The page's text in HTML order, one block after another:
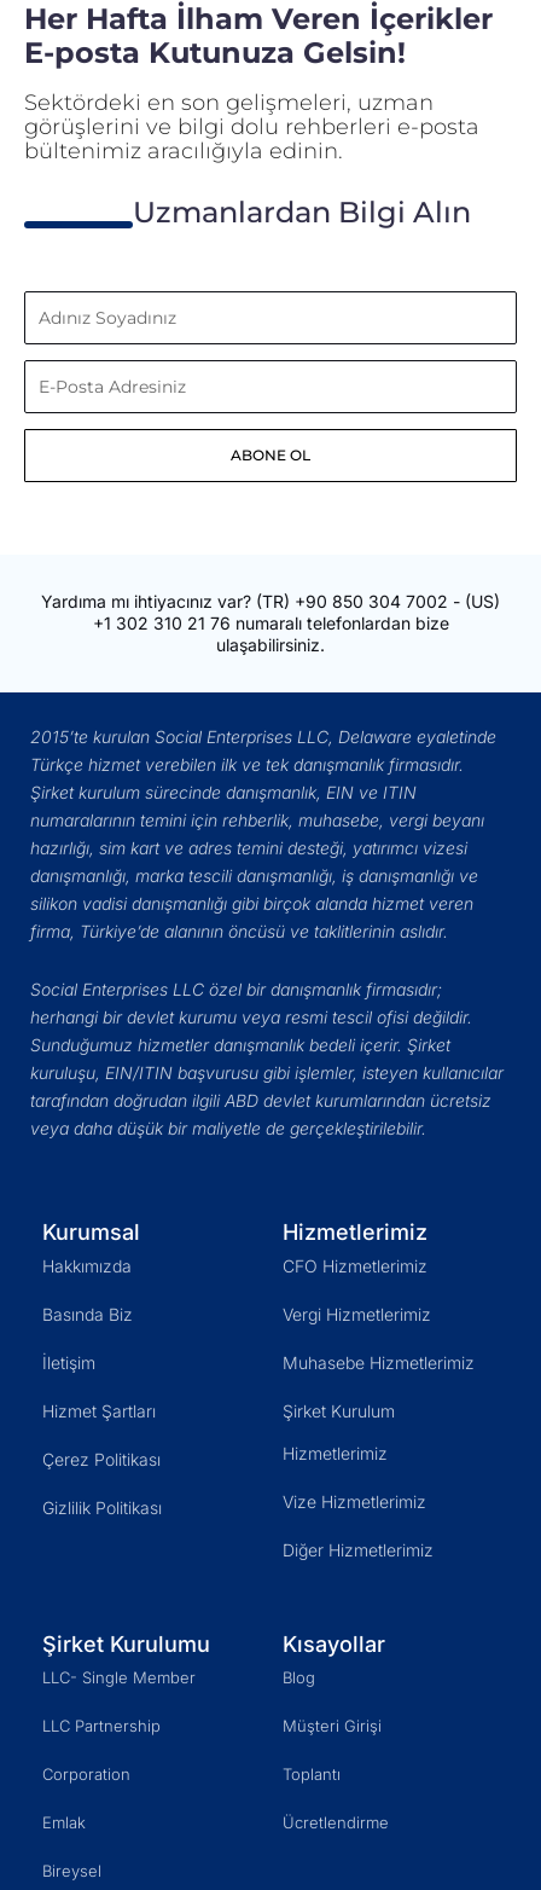
Her Hafta İlham Veren İçerikler
E-posta Kutunuza Gelsin!
Sektördeki en son gelişmeleri, uzman
görüşlerini ve bilgi dolu rehberleri e-posta
bültenimiz aracılığıyla edinin.
Uzmanlardan Bilgi Alın
Adınız
Soyadınız
E-
Posta
ABONE OL
Yardıma mı ihtiyacınız var? (TR) +90 850 304 7002 - (US)
+1 302 310 21 76 numaralı telefonlardan bize
ulaşabilirsiniz.
2015’te kurulan Social Enterprises LLC, Delaware eyaletinde
Türkçe hizmet verebilen ilk ve tek danışmanlık firmasıdır.
Şirket kurulum sürecinde danışmanlık, EIN ve ITIN
numaralarının temini için rehberlik, muhasebe, vergi beyanı
hazırlığı, sim kart ve adres temini desteği, yatırımcı vizesi
danışmanlığı, marka tescili danışmanlığı, iş danışmanlığı ve
silikon vadisi danışmanlığı gibi birçok alanda hizmet veren
firma, Türkiye’de alanının öncüsü ve taklitlerinin aslıdır.
Social Enterprises LLC özel bir danışmanlık firmasıdır;
herhangi bir devlet kurumu veya resmi tescil ofisi değildir.
Sunduğumuz hizmetler danışmanlık bedeli içerir. Şirket
kuruluşu, EIN/ITIN başvurusu gibi işlemler, isteyen kullanıcılar
tarafından doğrudan ilgili ABD devlet kurumlarından ücretsiz
veya daha düşük bir maliyetle de gerçekleştirilebilir.
Kurumsal
Hakkımızda
Basında Biz
İletişim
Hizmet Şartları
Çerez Politikası
Gizlilik Politikası
Hizmetlerimiz
CFO Hizmetlerimiz
Vergi Hizmetlerimiz
Muhasebe Hizmetlerimiz
Şirket Kurulum
Hizmetlerimiz
Vize Hizmetlerimiz
Diğer Hizmetlerimiz
Şirket Kurulumu
LLC- Single Member
LLC Partnership
Corporation
Emlak
Bireysel
Kısayollar
Blog
Müşteri Girişi
Toplantı
Ücretlendirme